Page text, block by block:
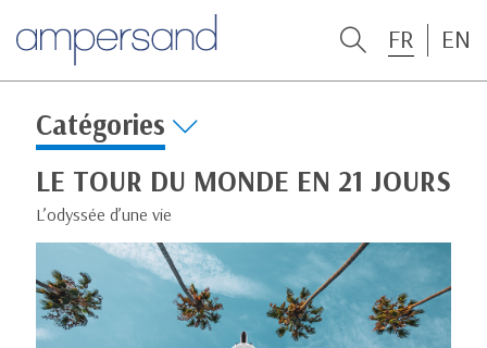
FR EN
Catégories
LE TOUR DU MONDE EN 21 JOURS
L’odyssée d’une vie